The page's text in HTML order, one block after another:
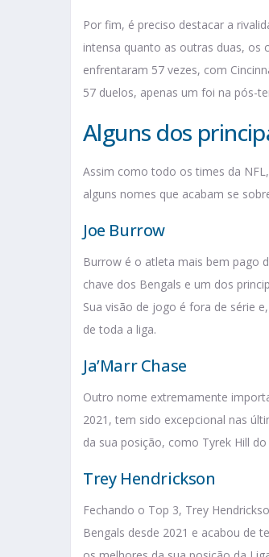
Por fim, é preciso destacar a
intensa quanto as outras duas,
enfrentaram 57 vezes, com
57 duelos, apenas um foi na pós-
Alguns dos
Assim como todo os times da
alguns nomes que acabam se
Joe Burrow
Burrow é o atleta mais bem pago
chave dos Bengals e um dos
Sua visão de jogo é fora de série
de toda a liga.
Ja’Marr Chase
Outro nome extremamente
2021, tem sido excepcional nas
da sua posição, como Tyrek Hill
Trey Hendrickson
Fechando o Top 3, Trey
Bengals desde 2021 e acabou de